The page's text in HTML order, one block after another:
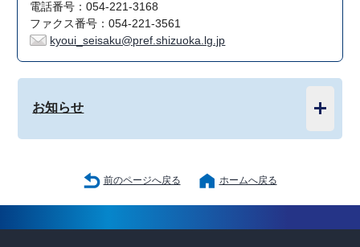
電話番号：054-221-3168
ファクス番号：054-221-3561
kyoui_seisaku@pref.shizuoka.lg.jp
お知らせ
前のページへ戻る ホームへ戻る